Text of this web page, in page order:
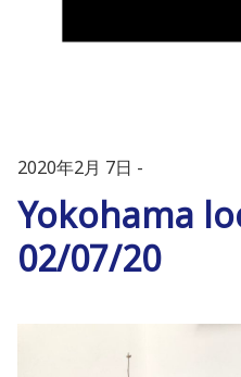
2020年2月 7日
Yokohama
02/07/20